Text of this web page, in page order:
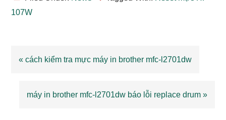
107W
Previous
« cách kiểm tra mực máy in brother mfc-l2701dw
Next
máy in brother mfc-l2701dw báo lỗi replace drum »